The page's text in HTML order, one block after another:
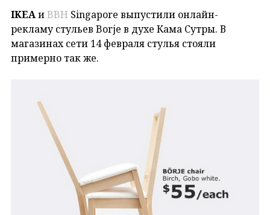
IKEAиBBH Singapore выпустили онлайн-
рекламу стульев Borje в духе Кама Сутры. В
магазинах сети 14 февраля стулья стояли
примерно так же.